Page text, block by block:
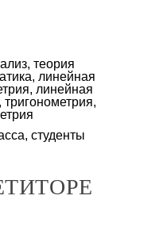
теория
линейная
линейная
студенты